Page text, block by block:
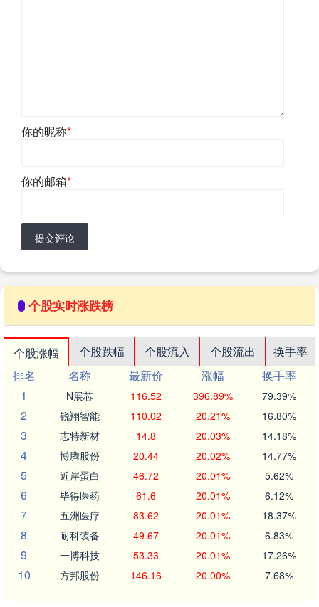
你的昵称*
你的邮箱*
提交评论
个股实时涨跌榜
个股涨幅 个股跌幅 个股流入 个股流出
换手率
排名
名称 最新价 涨幅
换手率
1
N展芯 116.52 396.89% 79.39%
2 锐翔智能 110.02 20.21% 16.80%
3 志特新材 14.8 20.03% 14.18%
4 博腾股份 20.44 20.02% 14.77%
5 近岸蛋白 46.72 20.01% 5.62%
6 毕得医药 61.6 20.01% 6.12%
7 五洲医疗 83.62 20.01% 18.37%
8 耐科装备 49.67 20.01% 6.83%
9 一博科技 53.33 20.01% 17.26%
10 方邦股份 146.16 20.00% 7.68%